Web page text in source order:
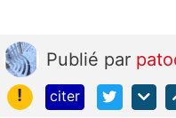
Publié par
!
citer